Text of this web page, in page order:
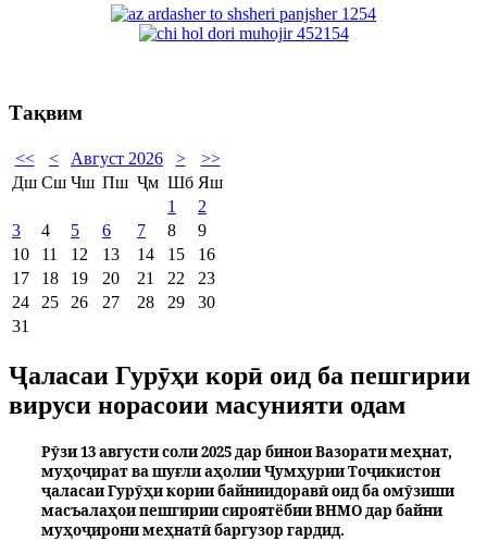
Тақвим
<< < Август 2026 >
>>
Дш Сш Чш Пш Ҷм Шб Яш
1
2
3
4 5 6 7 8
9
10
11 12 13 14 15
16
17
18 19 20 21 22
23
24
25 26 27 28 29
30
31
Ҷаласаи Гурӯҳи корӣ оид ба пешгирии
вируси норасоии масунияти одам
Рӯзи 13 августи соли 2025 дар бинои Вазорати меҳнат,
муҳоҷират ва шуғли аҳолии Ҷумҳурии Тоҷикистон
ҷаласаи Гурӯҳи кории байниидоравӣ оид ба омӯзиши
масъалаҳои пешгирии сироятёбии ВНМО дар байни
муҳоҷирони меҳнатӣ баргузор гардид.